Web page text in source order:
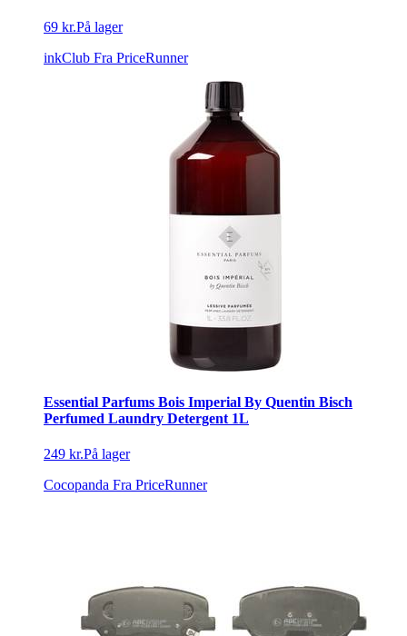
69 kr.På lager
inkClub Fra PriceRunner
Essential Parfums Bois Imperial By Quentin Bisch
Perfumed Laundry Detergent 1L
249 kr.På lager
Cocopanda Fra PriceRunner